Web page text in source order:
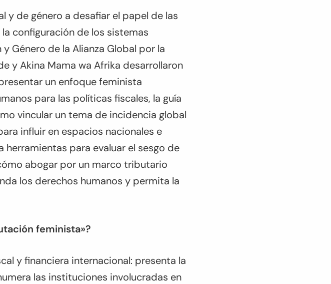
y de género a desafiar el papel de las
configuración de los sistemas
Género de la Alianza Global por la
y Akina Mama wa Afrika desarrollaron
un enfoque feminista
para las políticas fiscales, la guía
vincular un tema de incidencia global
influir en espacios nacionales e
para evaluar el sesgo de
abogar por un marco tributario
los derechos humanos y permita la
feminista»?
y financiera internacional: presenta la
las instituciones involucradas en